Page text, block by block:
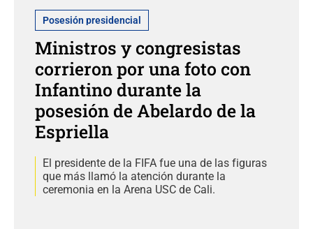
Posesión presidencial
Ministros y congresistas
corrieron por una foto con
Infantino durante la
posesión de Abelardo de la
Espriella
El presidente de la FIFA fue una de las figuras
que más llamó la atención durante la
ceremonia en la Arena USC de Cali.